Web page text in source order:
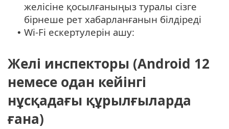
желісіне қосылғаныңыз туралы сізге
бірнеше рет хабарланғанын білдіреді
• Wi-Fi ескертулерін ашу:
Желі инспекторы (Android 12
немесе одан кейінгі
нұсқадағы құрылғыларда
ғана)